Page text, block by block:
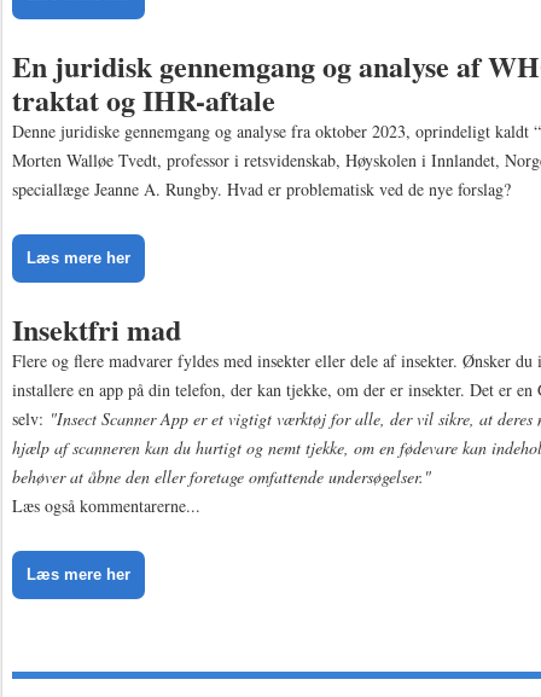
En juridisk gennemgang og analyse af
traktat og IHR-aftale
Denne juridiske gennemgang og analyse fra oktober 2023, oprindeligt kaldt
Morten Walløe Tvedt, professor i retsvidenskab, Høyskolen i Innlandet,
speciallæge Jeanne A. Rungby. Hvad er problematisk ved de nye forslag?
Læs mere her
Insektfri mad
Flere og flere madvarer fyldes med insekter eller dele af insekter. Ønsker
installere en app på din telefon, der kan tjekke, om der er insekter. Det er
selv: "Insect Scanner App er et vigtigt værktøj for alle, der vil sikre, at deres
hjælp af scanneren kan du hurtigt og nemt tjekke, om en fødevare kan
behøver at åbne den eller foretage omfattende undersøgelser."
Læs også kommentarerne...
Læs mere her